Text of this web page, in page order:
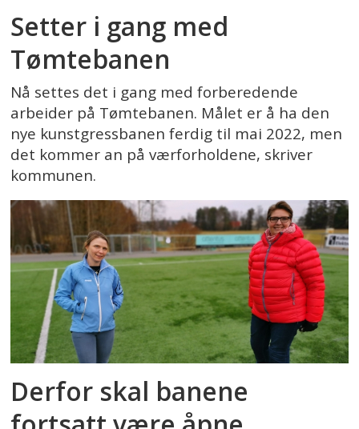
Setter i gang med
Tømtebanen
Nå settes det i gang med forberedende
arbeider på Tømtebanen. Målet er å ha den
nye kunstgressbanen ferdig til mai 2022, men
det kommer an på værforholdene, skriver
kommunen.
Derfor skal banene